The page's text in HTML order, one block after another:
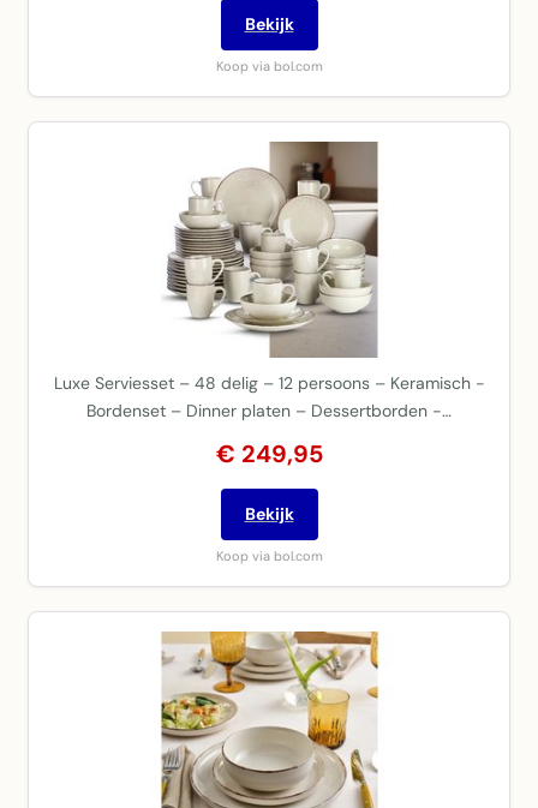
Bekijk
Koop via bol.com
Luxe Serviesset – 48 delig – 12 persoons – Keramisch -
Bordenset – Dinner platen – Dessertborden -…
€ 249,95
Bekijk
Koop via bol.com